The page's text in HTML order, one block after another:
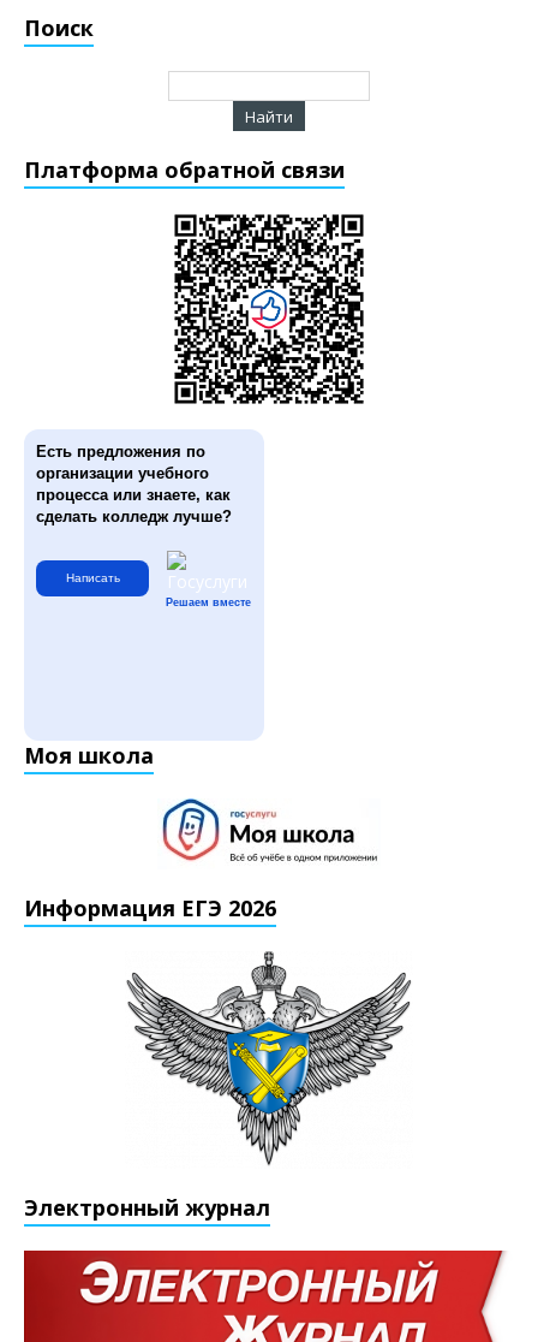
Поиск
Платформа обратной связи
Есть предложения по
организации учебного
процесса или знаете, как
сделать колледж лучше?
Написать
Решаем вместе
Моя школа
Информация ЕГЭ 2026
Электронный журнал